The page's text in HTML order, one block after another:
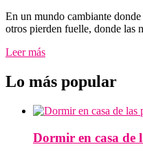
En un mundo cambiante
otros pierden fuelle, donde las
Leer más
Lo más popular
Dormir en casa de